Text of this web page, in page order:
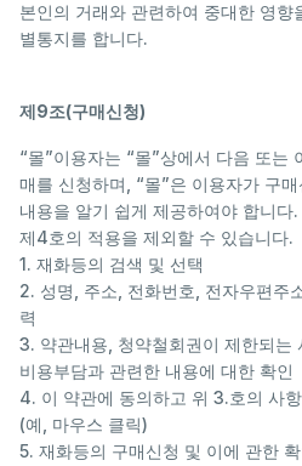
본인의 거래와 관련하여 중대한 영향
별통지를 합니다.
제9조(구매신청)
“몰”이용자는 “몰”상에서 다음 또는
매를 신청하며, “몰”은 이용자가 구
내용을 알기 쉽게 제공하여야 합니
제4호의 적용을 제외할 수 있습니다.
1. 재화등의 검색 및 선택
2. 성명, 주소, 전화번호, 전자우편주
력
3. 약관내용, 청약철회권이 제한되는
비용부담과 관련한 내용에 대한 확인
4. 이 약관에 동의하고 위 3.호의 사
(예, 마우스 클릭)
5. 재화등의 구매신청 및 이에 관한